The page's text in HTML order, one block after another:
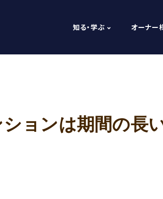
知る・学ぶ オーナー
ョンは期間の長